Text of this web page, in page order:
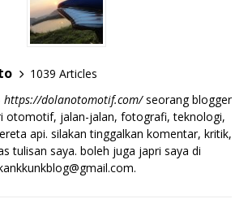
1039 Articles
https://dolanotomotif.com/seorang blogger
otomotif, jalan-jalan, fotografi, teknologi,
api. silakan tinggalkan komentar, kritik,
tulisan saya. boleh juga japri saya di
.